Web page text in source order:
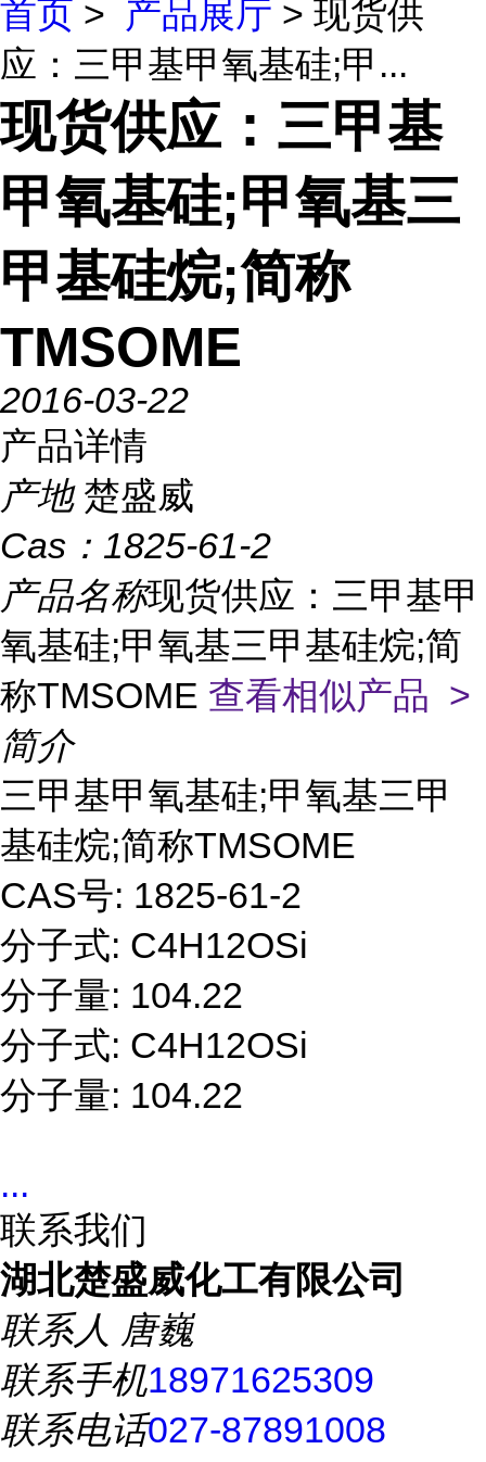
首页 > 产品展厅 > 现货供
应：三甲基甲氧基硅;甲...
现货供应：三甲基
甲氧基硅;甲氧基三
甲基硅烷;简称
TMSOME
2016-03-22
产品详情
产地 楚盛威
Cas： 1825-61-2
产品名称现货供应：三甲基甲
氧基硅;甲氧基三甲基硅烷;简
称TMSOME 查看相似产品 >
简介
三甲基甲氧基硅;甲氧基三甲
基硅烷;简称TMSOME
CAS号: 1825-61-2
分子式: C4H12OSi
分子量: 104.22
分子式: C4H12OSi
分子量: 104.22
...
联系我们
湖北楚盛威化工有限公司
联系人 唐巍
联系手机18971625309
联系电话027-87891008